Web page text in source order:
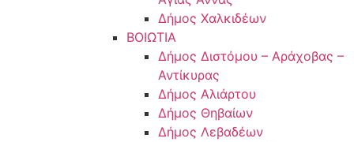
Δήμος Χαλκιδέων
ΒΟΙΩΤΙΑ
Δήμος Διστόμου – Αράχοβας –
Αντίκυρας
Δήμος Αλιάρτου
Δήμος Θηβαίων
Δήμος Λεβαδέων